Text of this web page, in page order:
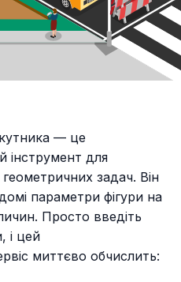
— це
інструмент для
задач. Він
параметри фігури на
Просто введіть
і цей
миттєво обчислить: